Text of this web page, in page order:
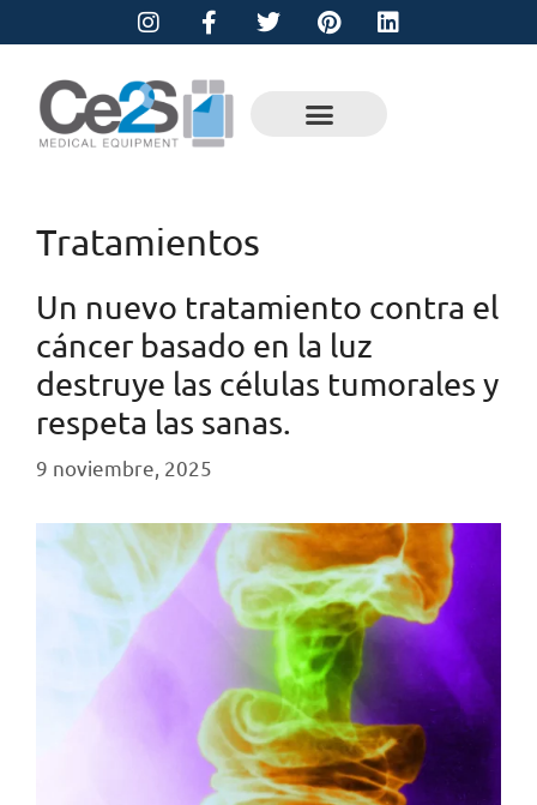
Tratamientos
Un nuevo tratamiento contra el
cáncer basado en la luz
destruye las células tumorales y
respeta las sanas.
9 noviembre, 2025